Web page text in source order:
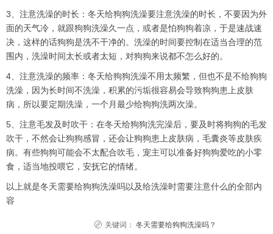
3、注意洗澡的时长：冬天给狗狗洗澡要注意洗澡的时长，不要因为外
面的天气冷，就跟狗狗洗澡久一点，或者是怕狗狗着凉，于是速战速
决，这样的话狗狗是洗不干净的。洗澡的时间要控制在适当合理的范
围内，洗澡时间太长或者太短，对狗狗来说都不怎么好的。
4、注意洗澡的频率：冬天给狗狗洗澡不用太频繁，但也不是不给狗狗
洗澡，因为长时间不洗澡，积累的污垢很容易会导致狗狗患上皮肤
病，所以要定期洗澡，一个月最少给狗狗洗两次澡。
5、注意毛发及时吹干：在冬天给狗狗洗完澡后，要及时将狗狗的毛发
吹干，不然会让狗狗感冒，还会让狗狗患上皮肤病，毛囊炎等皮肤疾
病。有些狗狗可能会不太配合吹毛，宠主可以准备好狗狗爱吃的小零
食，适当地投喂它，安抚它的情绪。
以上就是冬天需要给狗狗洗澡吗以及给洗澡时需要注意什么的全部内
容
关键词： 冬天需要给狗狗洗澡吗？